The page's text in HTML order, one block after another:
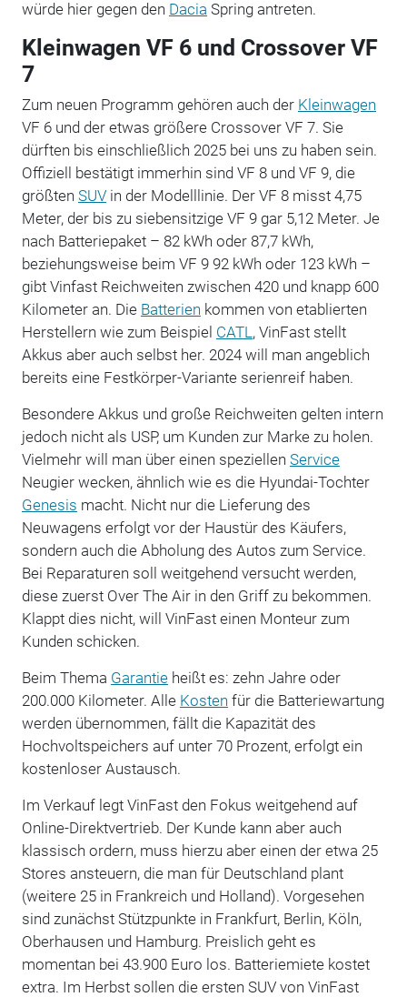
würde hier gegen den Dacia Spring antreten.
Kleinwagen VF 6 und Crossover VF
7
Zum neuen Programm gehören auch der Kleinwagen
VF 6 und der etwas größere Crossover VF 7. Sie
dürften bis einschließlich 2025 bei uns zu haben sein.
Offiziell bestätigt immerhin sind VF 8 und VF 9, die
größten SUVin der Modelllinie. Der VF 8 misst 4,75
Meter, der bis zu siebensitzige VF 9 gar 5,12 Meter. Je
nach Batteriepaket – 82 kWh oder 87,7 kWh,
beziehungsweise beim VF 9 92 kWh oder 123 kWh –
gibt Vinfast Reichweiten zwischen 420 und knapp 600
Kilometer an. Die Batterien kommen von etablierten
Herstellern wie zum Beispiel CATL , VinFast stellt
Akkus aber auch selbst her. 2024 will man angeblich
bereits eine Festkörper-Variante serienreif haben.
Besondere Akkus und große Reichweiten gelten intern
jedoch nicht als USP, um Kunden zur Marke zu holen.
Vielmehr will man über einen speziellen Service
Neugier wecken, ähnlich wie es die Hyundai-Tochter
Genesis macht. Nicht nur die Lieferung des
Neuwagens erfolgt vor der Haustür des Käufers,
sondern auch die Abholung des Autos zum Service.
Bei Reparaturen soll weitgehend versucht werden,
diese zuerst Over The Air in den Griff zu bekommen.
Klappt dies nicht, will VinFast einen Monteur zum
Kunden schicken.
Beim Thema Garantieheißt es: zehn Jahre oder
200.000 Kilometer. Alle Kosten für die Batteriewartung
werden übernommen, fällt die Kapazität des
Hochvoltspeichers auf unter 70 Prozent, erfolgt ein
kostenloser Austausch.
Im Verkauf legt VinFast den Fokus weitgehend auf
Online-Direktvertrieb. Der Kunde kann aber auch
klassisch ordern, muss hierzu aber einen der etwa 25
Stores ansteuern, die man für Deutschland plant
(weitere 25 in Frankreich und Holland). Vorgesehen
sind zunächst Stützpunkte in Frankfurt, Berlin, Köln,
Oberhausen und Hamburg. Preislich geht es
momentan bei 43.900 Euro los. Batteriemiete kostet
extra. Im Herbst sollen die ersten SUV von VinFast